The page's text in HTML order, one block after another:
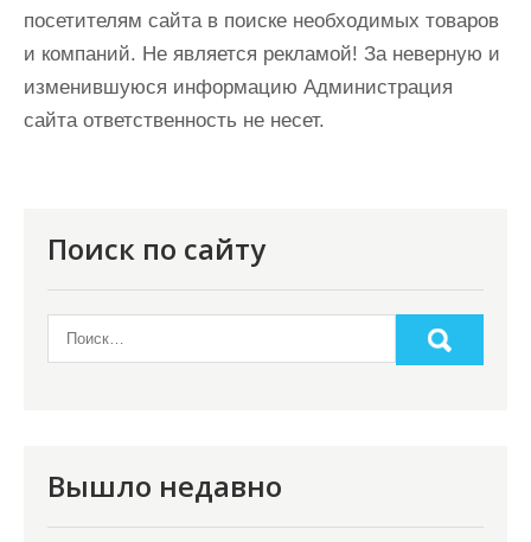
посетителям сайта в поиске необходимых товаров
и компаний. Не является рекламой! За неверную и
изменившуюся информацию Администрация
сайта ответственность не несет.
Поиск по сайту
Вышло недавно